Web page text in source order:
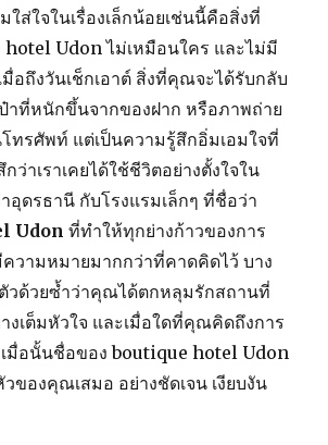
ส่ใจในเรื่องเล็กน้อยเช่นนี้คือสิ่งที่
Udon ไม่เหมือนใคร และไม่มี
อถึงวันเช็กเอาต์ สิ่งที่คุณจะได้รับกลับ
าที่หนักขึ้นจากของฝาก หรือภาพถ่าย
ทรศัพท์ แต่เป็นความรู้สึกอิ่มเอมใจที่
ว่าเราเคยได้ใช้ชีวิตอย่างตั้งใจใน
อุดรธานี กับโรงแรมเล็กๆ ที่ชื่อว่า
Udon ที่ทำให้ทุกย่างก้าวของการ
วามหมายมากกว่าที่คาดคิดไว้ บาง
วด้วยซ้ำว่าคุณได้ตกหลุมรักสถานที่
งเต็มหัวใจ และเมื่อใดที่คุณคิดถึงการ
มื่อนั้นชื่อของ boutique hotel Udon
ของคุณเสมอ อย่างชัดเจน เงียบงัน